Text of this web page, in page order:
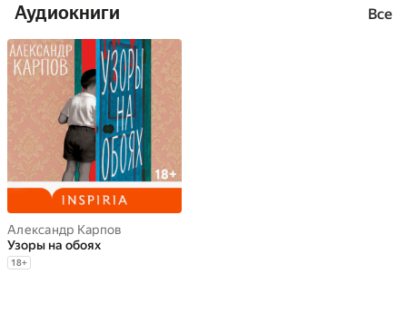
Практические
рекомендации.
www.bud-tech.ru
Аудиокниги Все
Александр Карпов
Узоры на обоях
18+